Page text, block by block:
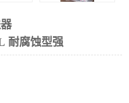
耐腐蚀型强